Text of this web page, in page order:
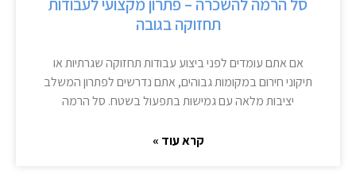
סל הרמה להשכרה – פתרון מקצועי לעבודות
תחזוקה בגובה
אם אתם עומדים לפני ביצוע עבודות תחזוקה שגרתיות או
תיקוני חירום במקומות גבוהים, אתם נדרשים לפתרון המשלב
יציבות מלאה עם גמישות בתפעול בשטח. סל הרמה
קרא עוד »